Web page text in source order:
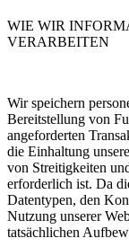
WIE WIR
VERARBEITEN
Wir speichern
Bereitstellung von
angeforderten
die Einhaltung
von Streitigkeiten
erforderlich ist. Da
Datentypen, den
Nutzung unserer
tatsächlichen